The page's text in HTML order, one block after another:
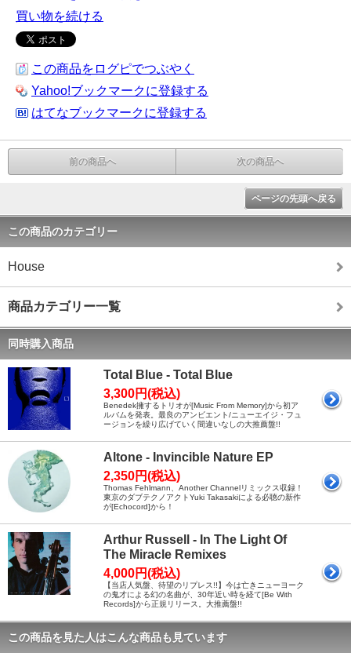
買い物を続ける
この商品をログピでつぶやく
Yahoo!ブックマークに登録する
はてなブックマークに登録する
前の商品へ 次の商品へ
ページの先頭へ戻る
この商品のカテゴリー
House
商品カテゴリー一覧
同時購入商品
Total Blue - Total Blue
3,300円(税込)
Benedek擁するトリオが[Music From Memory]から初ア
ルバムを発表。最良のアンビエント/ニューエイジ・フュ
ージョンを繰り広げていく間違いなしの大推薦盤!!
Altone - Invincible Nature EP
2,350円(税込)
Thomas Fehlmann、Another Channelリミックス収録！
東京のダブテクノアクトYuki Takasakiによる必聴の新作
が[Echocord]から！
Arthur Russell - In The Light Of
The Miracle Remixes
4,000円(税込)
【当店人気盤、待望のリプレス!!】今は亡きニューヨーク
の鬼才による幻の名曲が、30年近い時を経て[Be With
Records]から正規リリース。大推薦盤!!
この商品を見た人はこんな商品も見ています